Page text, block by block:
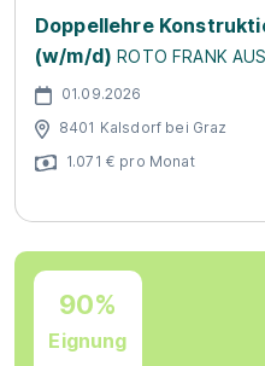
Doppellehre
(w/m/d) ROTO FRANK
01.09.2026
8401 Kalsdorf bei Graz
1.071 € pro Monat
90%
Eignung